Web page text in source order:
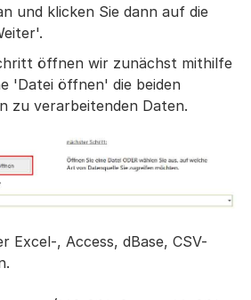
und klicken Sie dann auf die
öffnen wir zunächst mithilfe
'Datei öffnen' die beiden
zu verarbeitenden Daten.
Excel-, Access, dBase, CSV-